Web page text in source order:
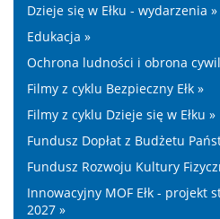
Dzieje się w Ełku - wydarzenia »
Edukacja »
Ochrona ludności i obrona
Filmy z cyklu Bezpieczny Ełk »
Filmy z cyklu Dzieje się w Ełku »
Fundusz Dopłat z Budżetu
Fundusz Rozwoju Kultury
Innowacyjny MOF Ełk - projekt
2027 »